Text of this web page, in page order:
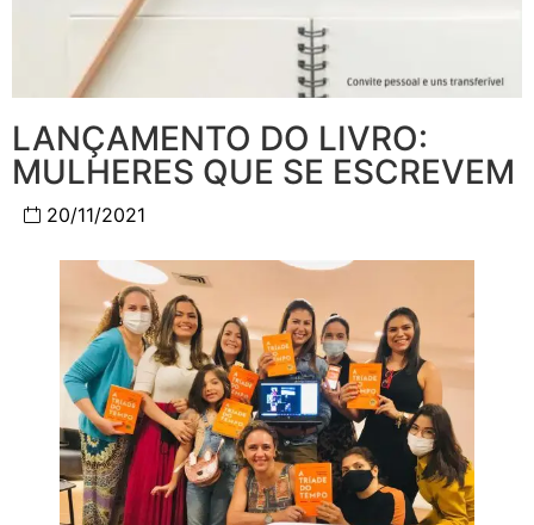
LANÇAMENTO DO LIVRO:
MULHERES QUE SE ESCREVEM
20/11/2021